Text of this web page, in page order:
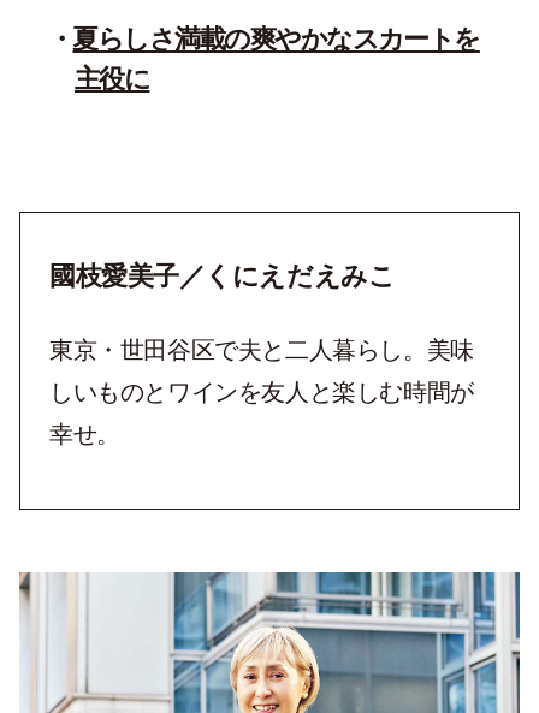
夏らしさ満載の爽やかなスカートを
主役に
國枝愛美子／くにえだえみこ
東京・世田谷区で夫と二人暮らし。美味
しいものとワインを友人と楽しむ時間が
幸せ。